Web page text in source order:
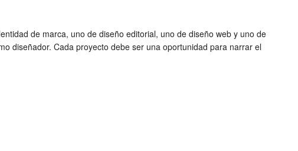
de marca, uno de diseño editorial, uno de diseño web y uno de
diseñador. Cada proyecto debe ser una oportunidad para narrar el